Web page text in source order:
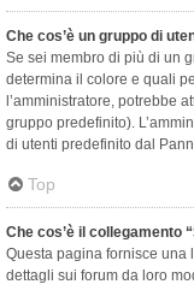
Che cos’è un gruppo di
Se sei membro di più di un
determina il colore e quali
l’amministratore, potrebbe
gruppo predefinito).
di utenti predefinito dal
Top
Che cos’è il collegamento
Questa pagina fornisce una
dettagli sui forum da loro